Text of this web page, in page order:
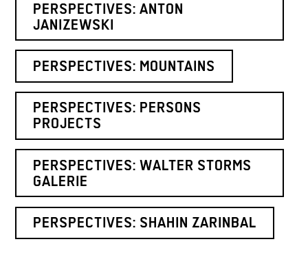
PERSPECTIVES: ANTON
JANIZEWSKI
PERSPECTIVES: MOUNTAINS
PERSPECTIVES: PERSONS
PROJECTS
PERSPECTIVES: WALTER STORMS
GALERIE
PERSPECTIVES: SHAHIN ZARINBAL